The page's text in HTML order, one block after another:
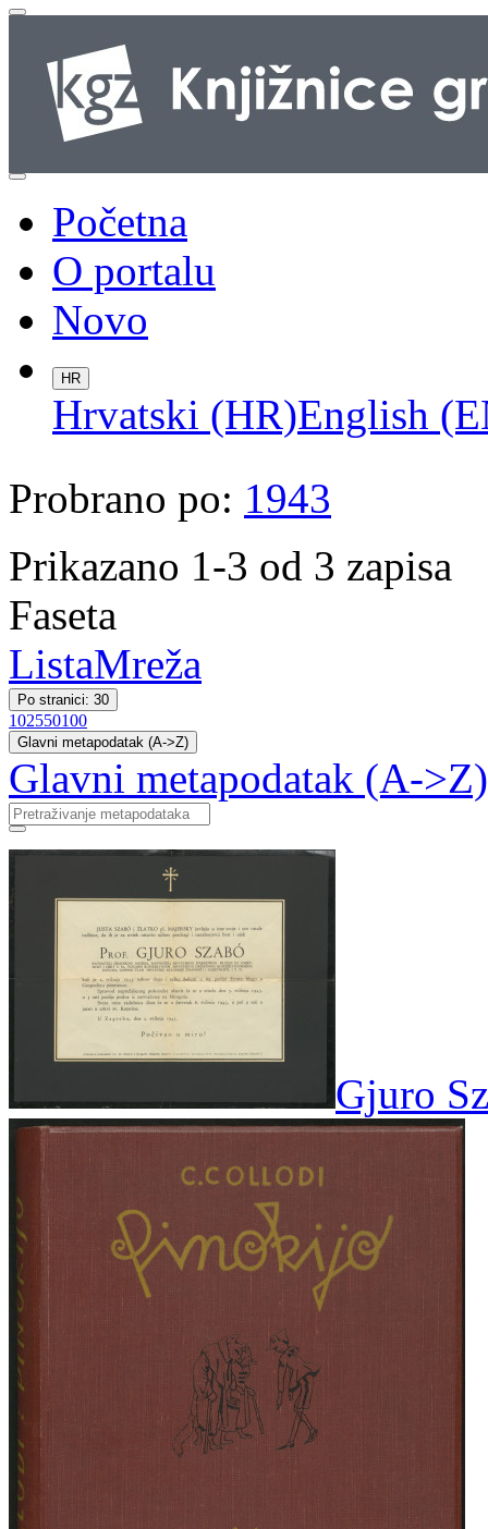
Početna
O portalu
Novo
HR
Hrvatski (HR)English
Probrano po: 1943
Prikazano 1-3 od 3 zapisa
Faseta
ListaMreža
Po stranici: 30
102550100
Glavni metapodatak (A->Z)
Glavni metapodatak (A->Z)
Gjuro